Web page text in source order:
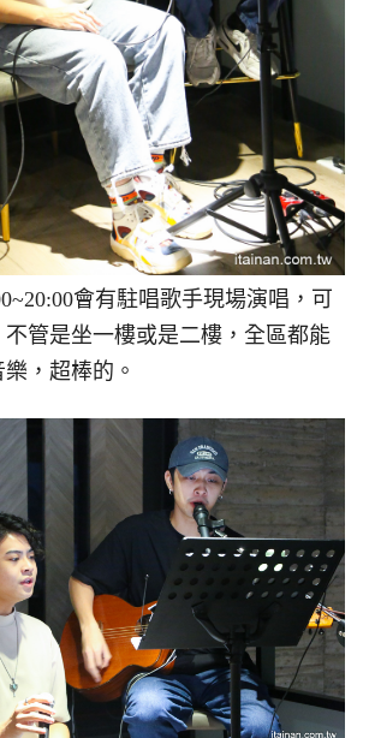
會有駐唱歌手現場演唱，可
管是坐一樓或是二樓，全區都能
，超棒的。